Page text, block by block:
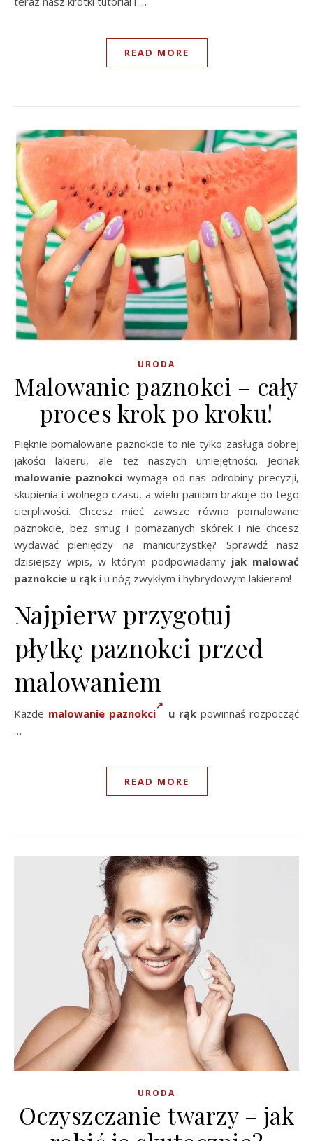
READ MORE
URODA
Malowanie paznokci – cały
proces krok po kroku!
Pięknie pomalowane paznokcie to nie tylko zasługa dobrej
jakości lakieru, ale też naszych umiejętności. Jednak
malowanie paznokci wymaga od nas odrobiny precyzji,
skupienia i wolnego czasu, a wielu paniom brakuje do tego
cierpliwości. Chcesz mieć zawsze równo pomalowane
paznokcie, bez smug i pomazanych skórek i nie chcesz
wydawać pieniędzy na manicurzystkę? Sprawdź nasz
dzisiejszy wpis, w którym podpowiadamy jak malować
paznokcie u rąk i u nóg zwykłym i hybrydowym lakierem!
Najpierw przygotuj
płytkę paznokci przed
malowaniem
Każde malowanie paznokci u rąkpowinnaś rozpocząć
…
READ MORE
URODA
Oczyszczanie twarzy – jak